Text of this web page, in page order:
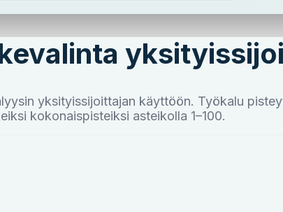
yksityissijoittajan käyttöön. Työkalu
kokonaispisteiksi asteikolla 1–100.